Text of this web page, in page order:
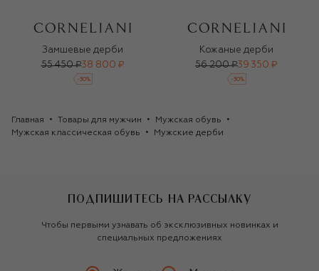
Замшевые дерби
55 450 ₽38 800 ₽
-30%
Кожаные дерби
56 200 ₽39 350 ₽
-30%
Главная Товары для мужчин
Мужская обувь
Мужская классическая обувь
Мужские дерби
ПОДПИШИТЕСЬ НА РАССЫЛКУ
Чтобы первыми узнавать об эксклюзивных новинках и
специальных предложениях